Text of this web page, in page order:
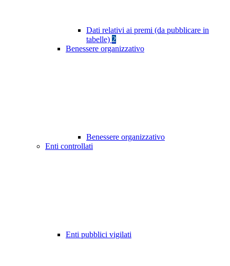
Dati relativi ai premi (da pubblicare in
tabelle) 2
Benessere organizzativo
Benessere organizzativo
Enti controllati
Enti pubblici vigilati